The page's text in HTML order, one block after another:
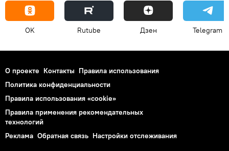
OK Rutube Дзен Telegram
О проекте Контакты Правила использования
Политика конфиденциальности
Правила использования «cookie»
Правила применения рекомендательных
технологий
Реклама Обратная связь Настройки отслеживания